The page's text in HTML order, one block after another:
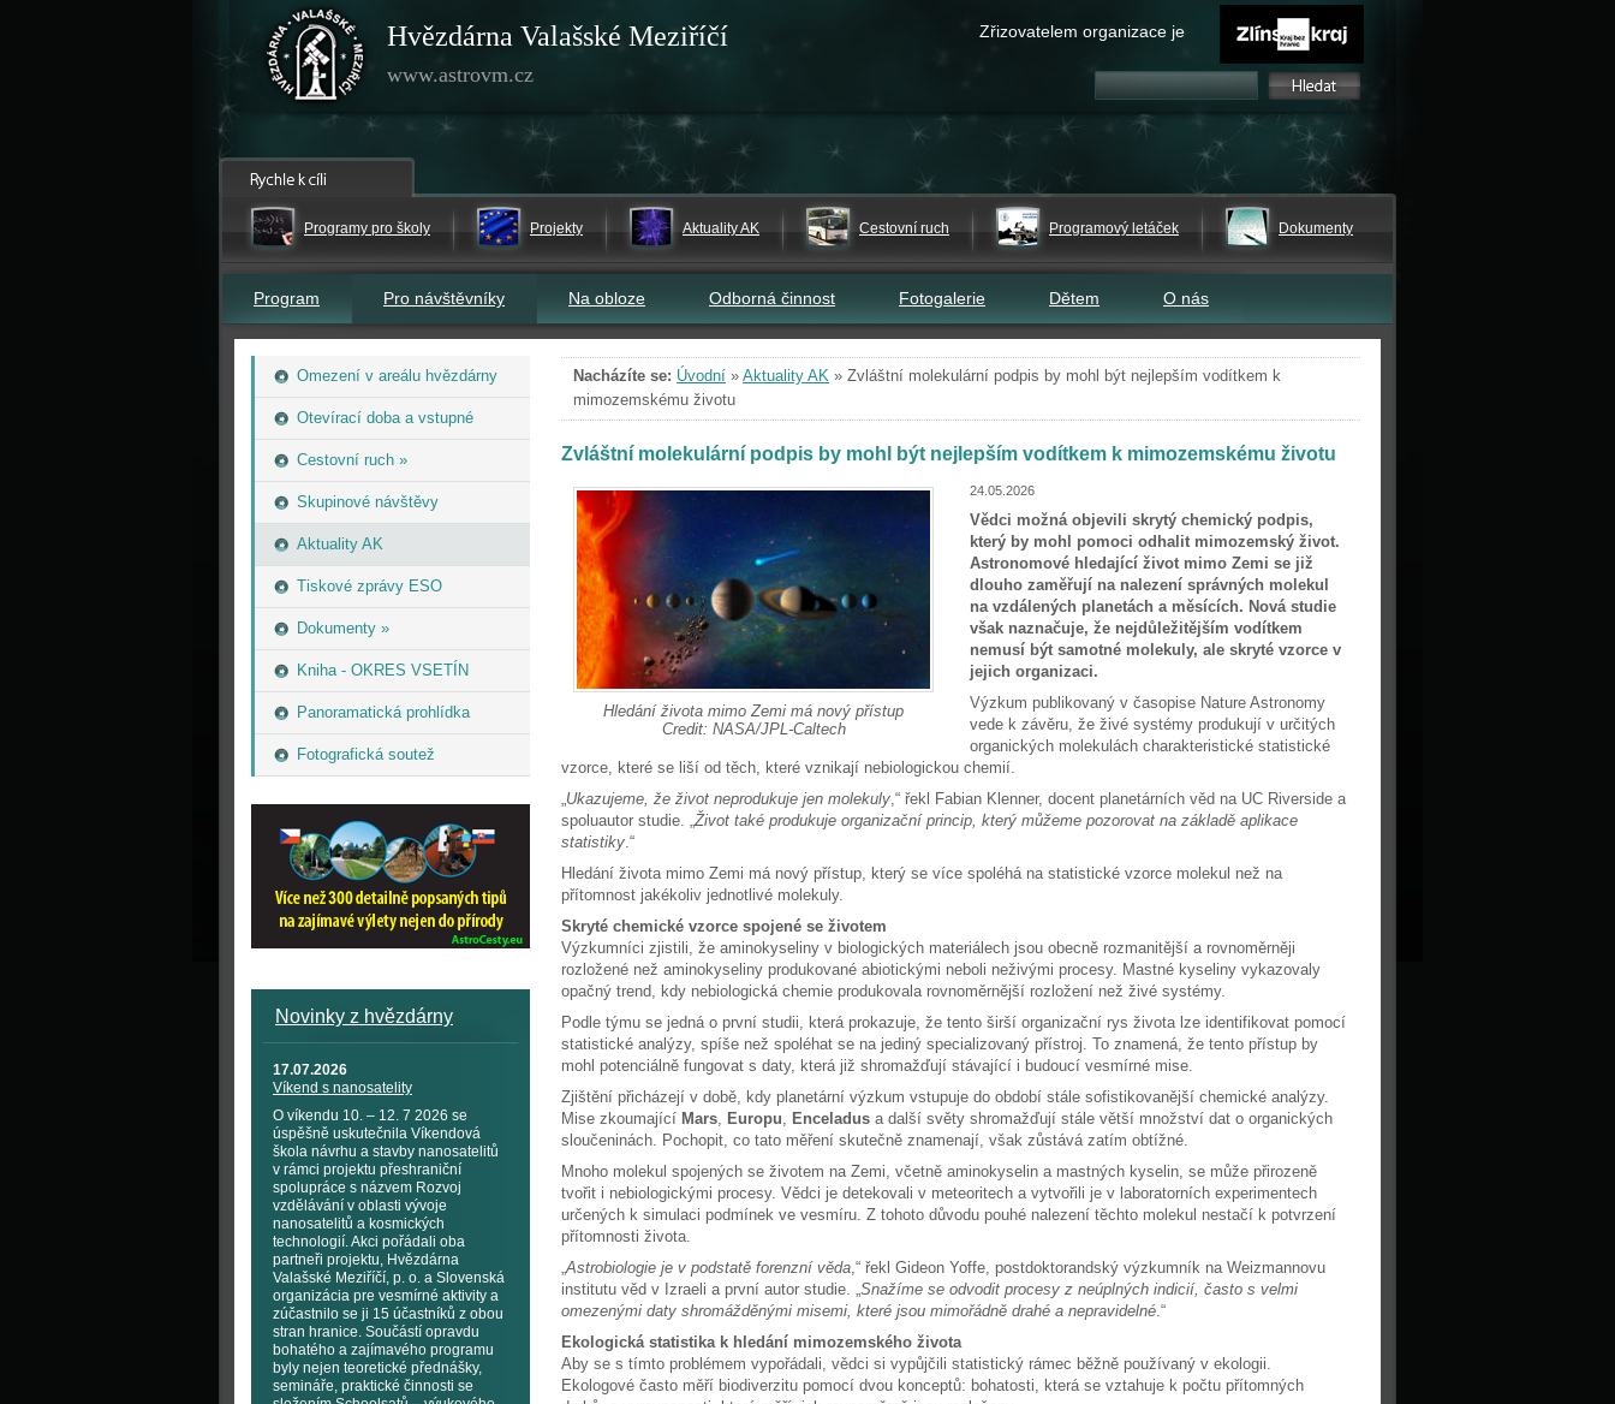
Hvězdárna Valašské Meziříčí
www.astrovm.cz
Zřizovatelem organizace je
Programy pro školy Projekty Aktuality AK Cestovní ruch Programový letáček Dokumenty
Program Pro návštěvníky Na obloze Odborná činnost Fotogalerie Dětem O nás
Omezení v areálu hvězdárny
Otevírací doba a vstupné
Cestovní ruch »
Skupinové návštěvy
Aktuality AK
Tiskové zprávy ESO
Dokumenty »
Kniha - OKRES VSETÍN
Panoramatická prohlídka
Fotografická soutež
Novinky z hvězdárny
17.07.2026
Víkend s nanosatelity
O víkendu 10. – 12. 7 2026 se
úspěšně uskutečnila Víkendová
škola návrhu a stavby nanosatelitů
v rámci projektu přeshraniční
spolupráce s názvem Rozvoj
vzdělávání v oblasti vývoje
nanosatelitů a kosmických
technologií. Akci pořádali oba
partneři projektu, Hvězdárna
Valašské Meziříčí, p. o. a Slovenská
organizácia pre vesmírné aktivity a
zúčastnilo se ji 15 účastníků z obou
stran hranice. Součástí opravdu
bohatého a zajímavého programu
byly nejen teoretické přednášky,
semináře, praktické činnosti se
Nacházíte se: Úvodní » Aktuality AK » Zvláštní molekulární podpis by mohl být nejlepším vodítkem k
mimozemskému životu
Zvláštní molekulární podpis by mohl být nejlepším vodítkem k mimozemskému životu
24.05.2026
Hledání života mimo Zemi má nový přístup
Credit: NASA/JPL-Caltech
Vědci možná objevili skrytý chemický podpis,
který by mohl pomoci odhalit mimozemský život.
Astronomové hledající život mimo Zemi se již
dlouho zaměřují na nalezení správných molekul
na vzdálených planetách a měsících. Nová studie
však naznačuje, že nejdůležitějším vodítkem
nemusí být samotné molekuly, ale skryté vzorce v
jejich organizaci.
Výzkum publikovaný v časopise Nature Astronomy
vede k závěru, že živé systémy produkují v určitých
organických molekulách charakteristické statistické
vzorce, které se liší od těch, které vznikají nebiologickou chemií.
„Ukazujeme, že život neprodukuje jen molekuly,“ řekl Fabian Klenner, docent planetárních věd na UC Riverside a
spoluautor studie. „Život také produkuje organizační princip, který můžeme pozorovat na základě aplikace
statistiky.“
Hledání života mimo Zemi má nový přístup, který se více spoléhá na statistické vzorce molekul než na
přítomnost jakékoliv jednotlivé molekuly.
Skryté chemické vzorce spojené se životem
Výzkumníci zjistili, že aminokyseliny v biologických materiálech jsou obecně rozmanitější a rovnoměrněji
rozložené než aminokyseliny produkované abiotickými neboli neživými procesy. Mastné kyseliny vykazovaly
opačný trend, kdy nebiologická chemie produkovala rovnoměrnější rozložení než živé systémy.
Podle týmu se jedná o první studii, která prokazuje, že tento širší organizační rys života lze identifikovat pomocí
statistické analýzy, spíše než spoléhat se na jediný specializovaný přístroj. To znamená, že tento přístup by
mohl potenciálně fungovat s daty, která již shromažďují stávající i budoucí vesmírné mise.
Zjištění přicházejí v době, kdy planetární výzkum vstupuje do období stále sofistikovanější chemické analýzy.
Mise zkoumající Mars, Europu, Enceladus a další světy shromažďují stále větší množství dat o organických
sloučeninách. Pochopit, co tato měření skutečně znamenají, však zůstává zatím obtížné.
Mnoho molekul spojených se životem na Zemi, včetně aminokyselin a mastných kyselin, se může přirozeně
tvořit i nebiologickými procesy. Vědci je detekovali v meteoritech a vytvořili je v laboratorních experimentech
určených k simulaci podmínek ve vesmíru. Z tohoto důvodu pouhé nalezení těchto molekul nestačí k potvrzení
přítomnosti života.
„Astrobiologie je v podstatě forenzní věda,“ řekl Gideon Yoffe, postdoktorandský výzkumník na Weizmannovu
institutu věd v Izraeli a první autor studie. „Snažíme se odvodit procesy z neúplných indicií, často s velmi
omezenými daty shromážděnými misemi, které jsou mimořádně drahé a nepravidelné.“
Ekologická statistika k hledání mimozemského života
Aby se s tímto problémem vypořádali, vědci si vypůjčili statistický rámec běžně používaný v ekologii.
Ekologové často měří biodiverzitu pomocí dvou konceptů: bohatosti, která se vztahuje k počtu přítomných